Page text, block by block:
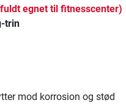
egnet til fitnesscenter)
trin
mod korrosion og stød